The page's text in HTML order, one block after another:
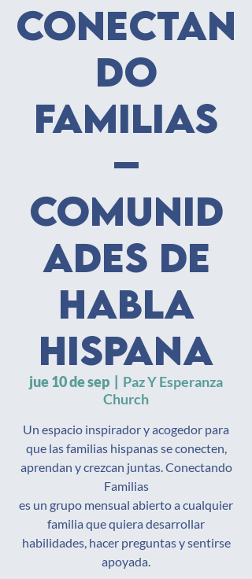
Conectan
do
familias
–
Comunid
ades de
habla
hispana
jue 10 de sep
Paz Y Esperanza
Church
Un espacio inspirador y acogedor para
que las familias hispanas se conecten,
aprendan y crezcan juntas. Conectando
Familias
es un grupo mensual abierto a cualquier
familia que quiera desarrollar
habilidades, hacer preguntas y sentirse
apoyada.